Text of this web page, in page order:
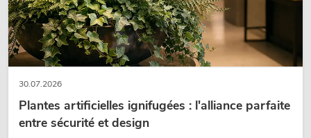
30.07.2026
Plantes artificielles ignifugées : l'alliance parfaite
entre sécurité et design